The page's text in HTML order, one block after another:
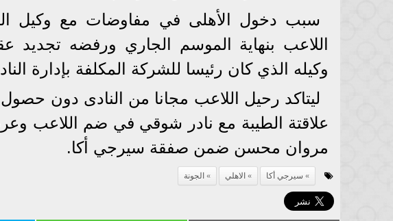
سبب دخول الأهلى في مفاوضات مع وكيل
اللاعب بنهاية الموسم الجاري ورفضه تجديد
وكيله الذي كان رئيسا للشركة المكلفة بإدارة
ليتاكد رحيل اللاعب مجانا من النادى دون
علاقتة الطيبة مع نادر شوقي في ضم اللاعب
مروان محسن ضمن صفقة سيرجي أكا.
سيرجي أكا الاهلي الجونة